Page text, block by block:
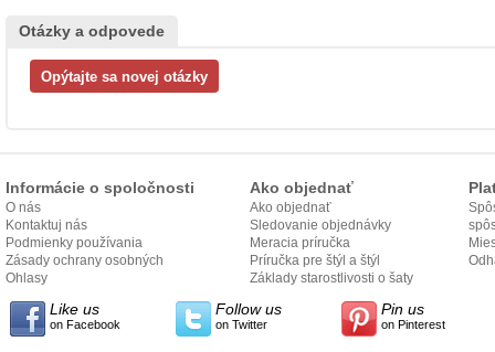
Otázky a odpovede
Informácie o spoločnosti
O nás
Kontaktuj nás
Podmienky používania
Zásady ochrany osobných
údajov
Ohlasy
Ako objednať
Ako objednať
Sledovanie objednávky
Meracia príručka
Príručka pre štýl a štýl
Základy starostlivosti o šaty
Like us
on Facebook
Follow us
on Twitter
Pin us
on Pinterest